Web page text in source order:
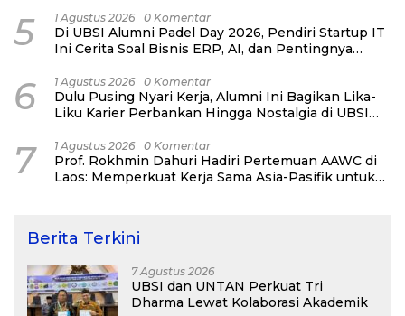
5 1 Agustus 2026 0 Komentar
Di UBSI Alumni Padel Day 2026, Pendiri Startup IT
Ini Cerita Soal Bisnis ERP, AI, dan Pentingnya
6 1 Agustus 2026 0 Komentar
Dulu Pusing Nyari Kerja, Alumni Ini Bagikan Lika-
Liku Karier Perbankan Hingga Nostalgia di UBSI
7 1 Agustus 2026 0 Komentar
Prof. Rokhmin Dahuri Hadiri Pertemuan AAWC di
Laos: Memperkuat Kerja Sama Asia-Pasifik untuk
Berita Terkini
7 Agustus 2026
UBSI dan UNTAN Perkuat Tri
Dharma Lewat Kolaborasi Akademik